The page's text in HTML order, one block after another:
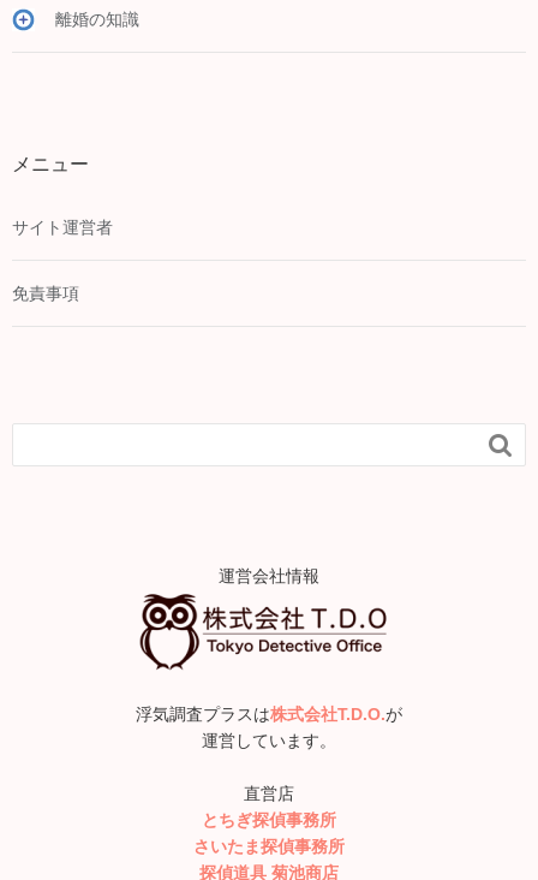
離婚の知識
メニュー
サイト運営者
免責事項

運営会社情報
浮気調査プラスは株式会社T.D.O.が
運営しています。
直営店
とちぎ探偵事務所
さいたま探偵事務所
探偵道具 菊池商店